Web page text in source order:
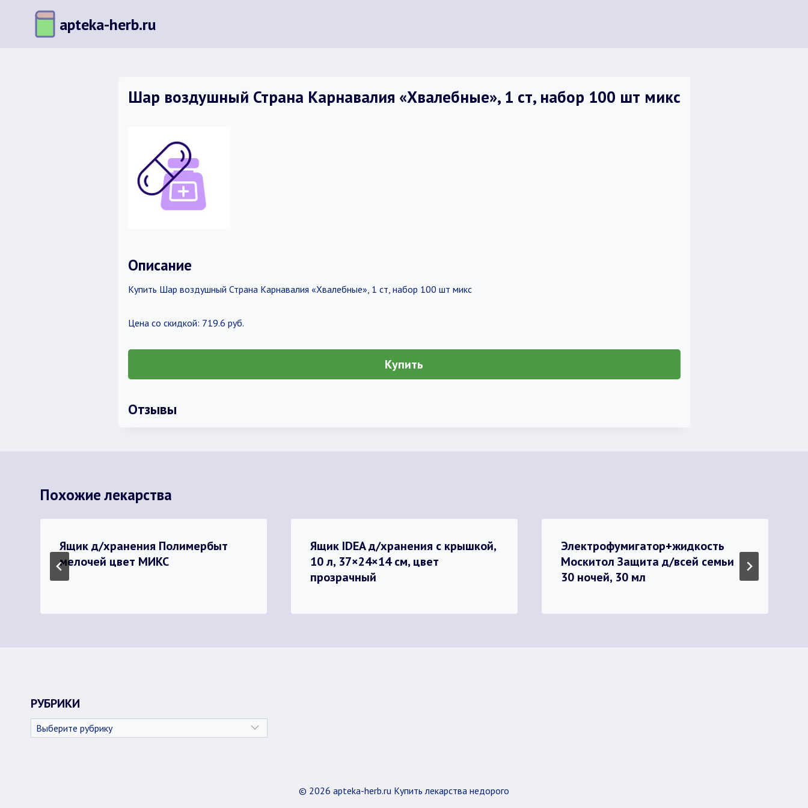
содержимому
apteka-herb.ru
Шар воздушный Страна Карнавалия «Хвалебные», 1 ст, набор 100 шт микс
Описание
Купить Шар воздушный Страна Карнавалия «Хвалебные», 1 ст, набор 100 шт микс
Цена со скидкой: 719.6 руб.
Купить
Отзывы
Похожие лекарства
Ящик д/хранения Полимербыт
мелочей цвет МИКС
Ящик IDEA д/хранения с крышкой,
10 л, 37×24×14 см, цвет
прозрачный
Электрофумигатор+жидкость
Москитол Защита д/всей семьи
30 ночей, 30 мл
РУБРИКИ
Рубрики
© 2026 apteka-herb.ru Купить лекарства недорого